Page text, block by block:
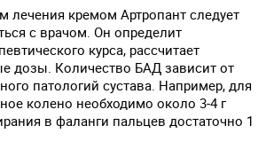
лечения кремом Артропант следует
с врачом. Он определит
курса, рассчитает
дозы. Количество БАД зависит от
патологий сустава. Например, для
колено необходимо около 3-4 г
в фаланги пальцев достаточно 1